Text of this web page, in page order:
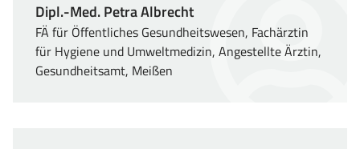
Dipl.-Med. Petra Albrecht
FÄ für Öffentliches Gesundheitswesen, Fachärztin
für Hygiene und Umweltmedizin, Angestellte Ärztin,
Gesundheitsamt, Meißen